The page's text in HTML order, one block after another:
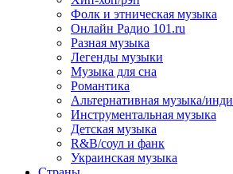
Фолк и этническая музыка
Онлайн Радио 101.ru
Разная музыка
Легенды музыки
Музыка для сна
Романтика
Альтернативная музыка/инди
Инструментальная музыка
Детская музыка
R&B/cоул и фанк
Украинская музыка